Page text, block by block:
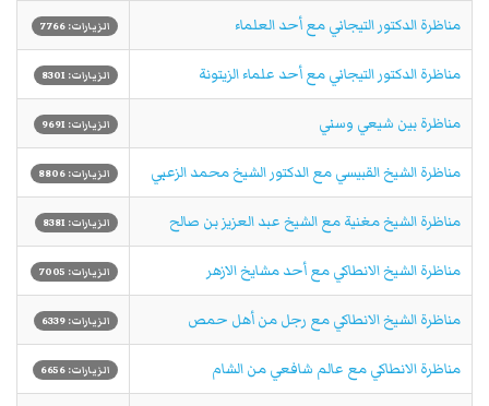
مناظرة الدكتور التيجاني مع أحد العلماء الزيارات: 7766
مناظرة الدكتور التيجاني مع أحد علماء الزيتونة الزيارات: 8301
مناظرة بين شيعي وسني الزيارات: 9691
مناظرة الشيخ القبيسي مع الدكتور الشيخ محمد الزعبي الزيارات: 8806
مناظرة الشيخ مغنية مع الشيخ عبد العزيز بن صالح الزيارات: 8381
مناظرة الشيخ الانطاكي مع أحد مشايخ الازهر الزيارات: 7005
مناظرة الشيخ الانطاكي مع رجل من أهل حمص الزيارات: 6339
مناظرة الانطاكي مع عالم شافعي من الشام الزيارات: 6656